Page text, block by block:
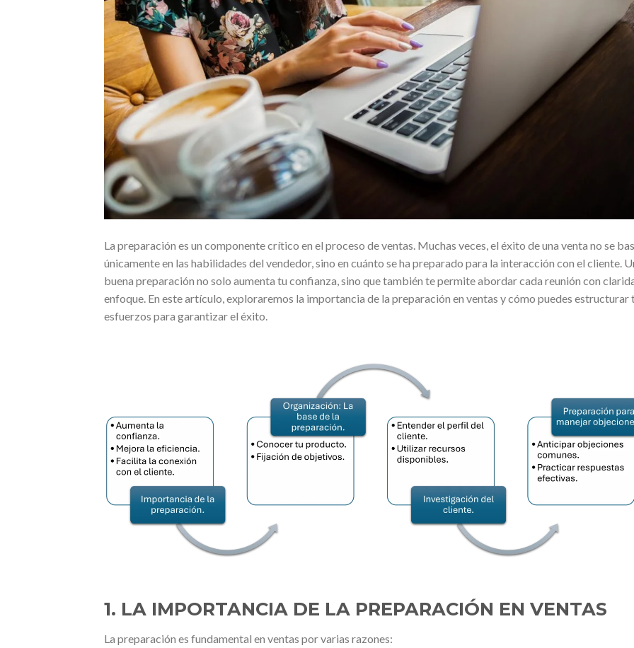
La preparación es un componente crítico en el proceso de ventas. Muchas veces, el éxito de una venta no se
únicamente en las habilidades del vendedor, sino en cuánto se ha preparado para la interacción con el cliente.
buena preparación no solo aumenta tu confianza, sino que también te permite abordar cada reunión con
enfoque. En este artículo, exploraremos la importancia de la preparación en ventas y cómo puedes estructurar
esfuerzos para garantizar el éxito.
1. LA IMPORTANCIA DE LA PREPARACIÓN EN VENTAS
La preparación es fundamental en ventas por varias razones: